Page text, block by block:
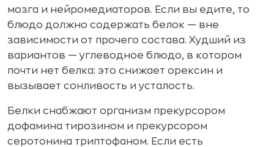
мозга и нейромедиаторов. Если вы едите, то
блюдо должно содержать белок — вне
зависимости от прочего состава. Худший из
вариантов — углеводное блюдо, в котором
почти нет белка: это снижает орексин и
вызывает сонливость и усталость.
Белки снабжают организм прекурсором
дофамина тирозином и прекурсором
серотонина триптофаном. Если есть